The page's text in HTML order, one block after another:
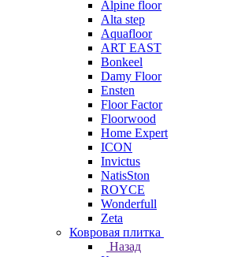
Alpine floor
Alta step
Aquafloor
ART EAST
Bonkeel
Damy Floor
Ensten
Floor Factor
Floorwood
Home Expert
ICON
Invictus
NatisSton
ROYCE
Wonderfull
Zeta
Ковровая плитка
Назад